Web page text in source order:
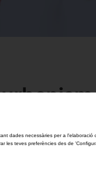
i que fan referència
dades necessàries per a l'elaboració
les teves preferències des de